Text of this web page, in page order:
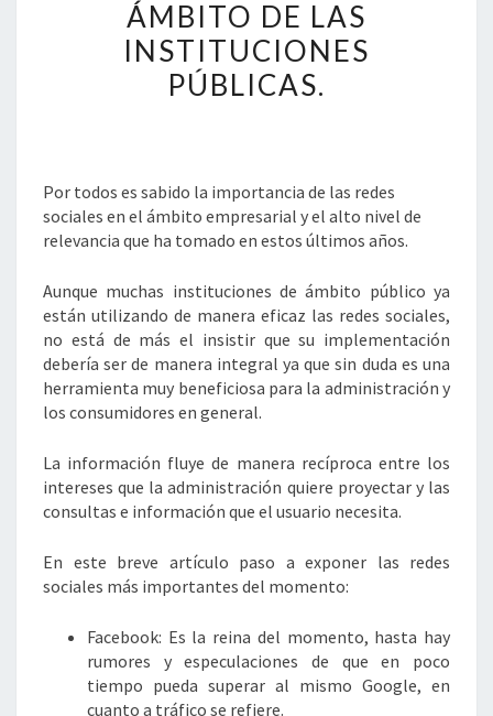
REDES
SOCIALES
EN
EL
INSTITUCIONES
PÚBLICAS.
ÁMBITO DE LAS
INSTITUCIONES
PÚBLICAS.
Por todos es sabido la importancia de las redes
sociales en el ámbito empresarial y el alto nivel de
relevancia que ha tomado en estos últimos años.
Aunque muchas instituciones de ámbito público ya
están utilizando de manera eficaz las redes sociales,
no está de más el insistir que su implementación
debería ser de manera integral ya que sin duda es una
herramienta muy beneficiosa para la administración y
los consumidores en general.
La información fluye de manera recíproca entre los
intereses que la administración quiere proyectar y las
consultas e información que el usuario necesita.
En este breve artículo paso a exponer las redes
sociales más importantes del momento:
Facebook: Es la reina del momento, hasta hay
rumores y especulaciones de que en poco
tiempo pueda superar al mismo Google, en
cuanto a tráfico se refiere.